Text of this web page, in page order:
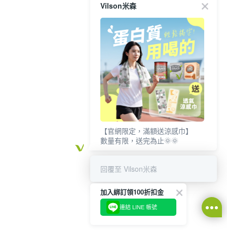
Vilson米森
【官網限定，滿額送涼感巾】
數量有限，送完為止🌞🌞
回覆至 Vilson米森
加入綁訂領100折扣金
連結 LINE 帳號